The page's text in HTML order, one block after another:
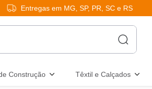
Entregas em MG, SP, PR, SC e RS
Construção Têxtil e Calçados